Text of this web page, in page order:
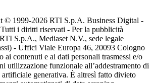
© 1999-2026 RTI S.p.A. Business Digital -
i diritti riservati - Per la pubblicità
S.p.A., Mediaset N.V., sede legale
- Uffici Viale Europa 46, 20093 Cologno
ai contenuti e ai dati personali trasmessi e/o
utilizzazione funzionale all’addestramento di
generativa. È altresì fatto divieto